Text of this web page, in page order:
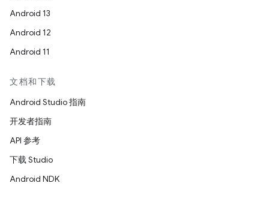
Android 13
Android 12
Android 11
文档和下载
Android Studio 指南
开发者指南
API 参考
下载 Studio
Android NDK